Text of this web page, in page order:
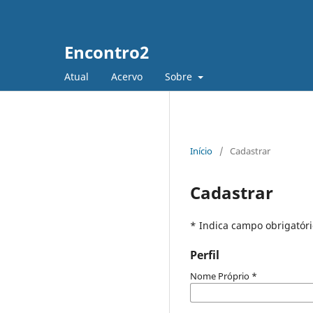
Encontro2
Atual Acervo Sobre
Início / Cadastrar
Cadastrar
* Indica campo
Perfil
Nome Próprio *